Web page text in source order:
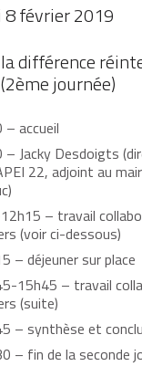
8 février 2019
différence
journée)
– accueil
– Jacky Desdoigts
22, adjoint au
– travail
(voir ci-dessous)
– déjeuner sur place
15h45 – travail
(suite)
– synthèse et
– fin de la seconde